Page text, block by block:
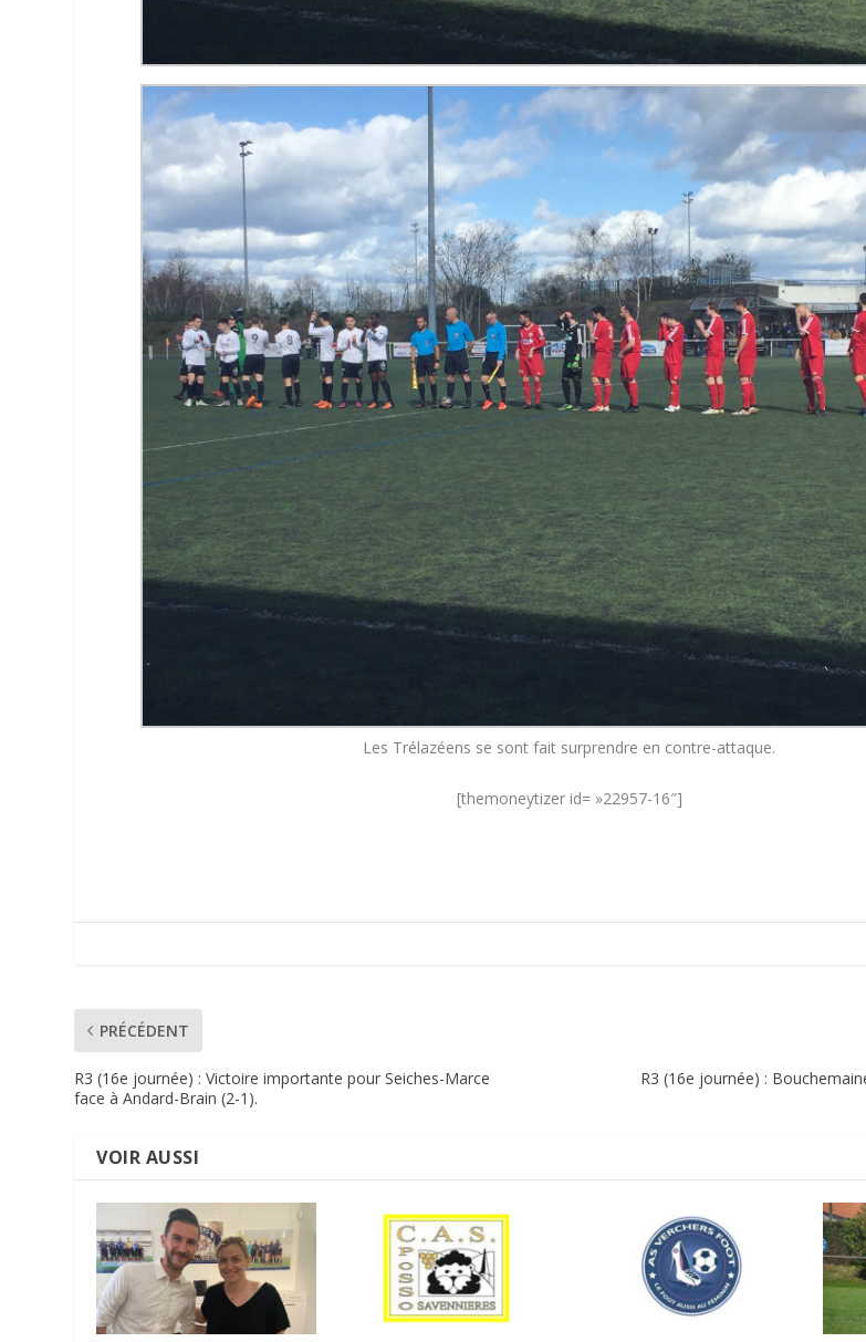
Les Trélazéens se sont fait surprendre en contre-attaque.
[themoneytizer id= »22957-16″]
PRÉCÉDENT
R3 (16e journée) : Victoire importante pour Seiches-Marce
face à Andard-Brain (2-1).
R3 (16e journée) :
VOIR AUSSI